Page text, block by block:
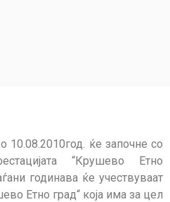
10.08.2010год. ќе започне со
“Крушево Етно
годинава ќе учествуваат
Етно град“ која има за цел